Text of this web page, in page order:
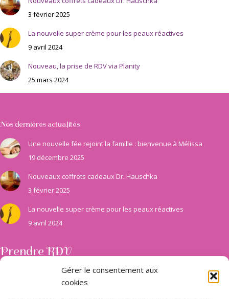
Gérer le consentement aux
cookies
3 février 2025
La nouvelle super crème pour les peaux réactives
9 avril 2024
Nouveau, la prise de RDV via Planity
25 mars 2024
Nos dernières actualités
Une nouvelle fée rejoint la famille : bienvenue à Mélissa
19 décembre 2025
Nouveaux coffrets cadeaux Dr. Hauschka
3 février 2025
La nouvelle super crème pour les peaux réactives
9 avril 2024
Prendre RDV
Facile et pratique pour faciliter la prise de rendez-vous Planity est là
pour vous aider à choisir votre prestation et le moment qui vous